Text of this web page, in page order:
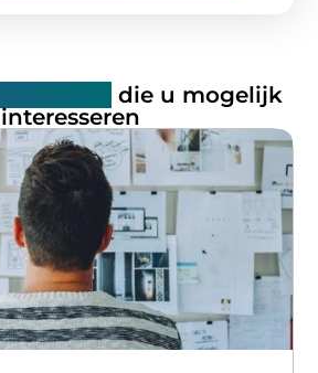
die u mogelijk
interesseren